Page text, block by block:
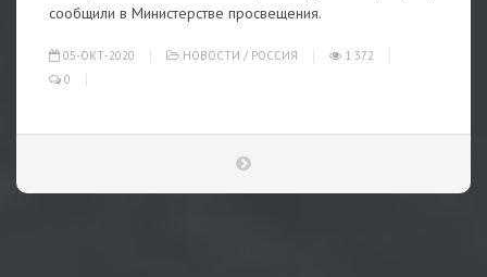
сообщили в Министерстве просвещения.
05-ОКТ-2020 НОВОСТИ / РОССИЯ
1 372
0